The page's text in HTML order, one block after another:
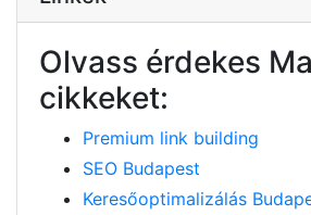
Olvass érdekes
cikkeket:
Premium link building
SEO Budapest
Keresőoptimalizálás